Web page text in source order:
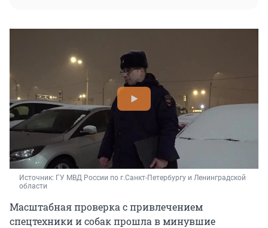
Источник: ГУ МВД России по г.Санкт-Петербургу и Ленинградской
области
Масштабная проверка с привлечением
спецтехники и собак прошла в минувшие